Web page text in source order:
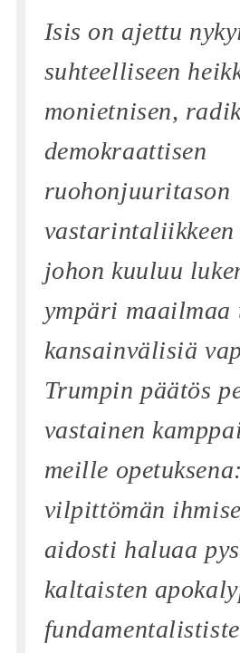
Isis on ajettu
suhteelliseen
monietnisen,
demokraattisen
ruohonjuuritason
vastarintaliikkeen
johon kuuluu
ympäri
kansainvälisiä
Trumpin päätös
vastainen
meille
vilpittömän
aidosti haluaa
kaltaisten